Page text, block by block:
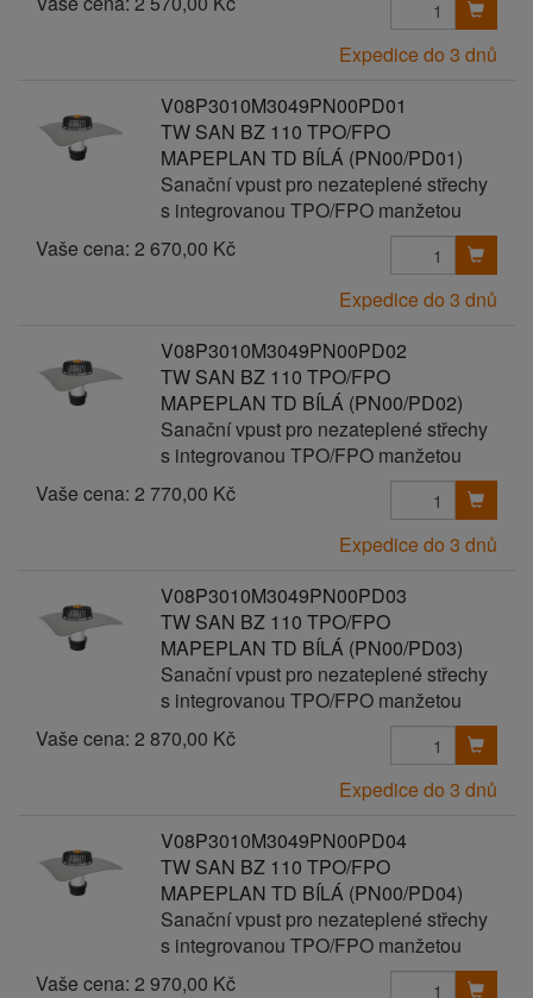
Expedice do 3 dnů
V08P3010M3049PN00PD01
TW SAN BZ 110 TPO/FPO
MAPEPLAN TD BÍLÁ (PN00/PD01)
Sanační vpust pro nezateplené střechy
s integrovanou TPO/FPO manžetou
Vaše cena: 2 670,00 Kč
Expedice do 3 dnů
V08P3010M3049PN00PD02
TW SAN BZ 110 TPO/FPO
MAPEPLAN TD BÍLÁ (PN00/PD02)
Sanační vpust pro nezateplené střechy
s integrovanou TPO/FPO manžetou
Vaše cena: 2 770,00 Kč
Expedice do 3 dnů
V08P3010M3049PN00PD03
TW SAN BZ 110 TPO/FPO
MAPEPLAN TD BÍLÁ (PN00/PD03)
Sanační vpust pro nezateplené střechy
s integrovanou TPO/FPO manžetou
Vaše cena: 2 870,00 Kč
Expedice do 3 dnů
V08P3010M3049PN00PD04
TW SAN BZ 110 TPO/FPO
MAPEPLAN TD BÍLÁ (PN00/PD04)
Sanační vpust pro nezateplené střechy
s integrovanou TPO/FPO manžetou
Vaše cena: 2 970,00 Kč